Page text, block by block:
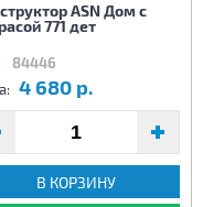
ASN Дом с
771 дет
84446
4 680 р.
В КОРЗИНУ